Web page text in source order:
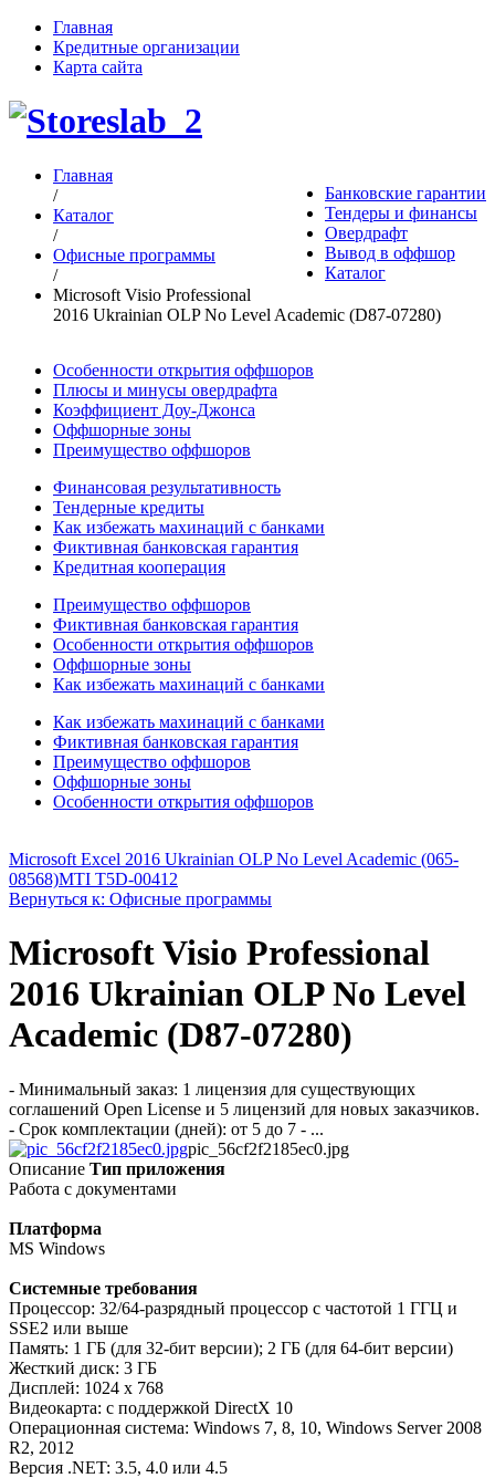
Главная
Кредитные организации
Карта сайта
Банковские гарантии
Тендеры и финансы
Овердрафт
Вывод в оффшор
Каталог
Главная
/
Каталог
/
Офисные программы
/
Microsoft Visio Professional
2016 Ukrainian OLP No Level Academic (D87-07280)
Особенности открытия оффшоров
Плюсы и минусы овердрафта
Коэффициент Доу-Джонса
Оффшорные зоны
Преимущество оффшоров
Финансовая результативность
Тендерные кредиты
Как избежать махинаций с банками
Фиктивная банковская гарантия
Кредитная кооперация
Преимущество оффшоров
Фиктивная банковская гарантия
Особенности открытия оффшоров
Оффшорные зоны
Как избежать махинаций с банками
Как избежать махинаций с банками
Фиктивная банковская гарантия
Преимущество оффшоров
Оффшорные зоны
Особенности открытия оффшоров
Microsoft Excel 2016 Ukrainian OLP No Level Academic (065-
08568)MTI T5D-00412
Вернуться к: Офисные программы
Microsoft Visio Professional
2016 Ukrainian OLP No Level
Academic (D87-07280)
- Минимальный заказ: 1 лицензия для существующих
соглашений Open License и 5 лицензий для новых заказчиков.
- Срок комплектации (дней): от 5 до 7 - ...
pic_56cf2f2185ec0.jpg
Описание Тип приложения
Работа с документами
Платформа
MS Windows
Системные требования
Процессор: 32/64-разрядный процессор с частотой 1 ГГЦ и
SSE2 или выше
Память: 1 ГБ (для 32-бит версии); 2 ГБ (для 64-бит версии)
Жесткий диск: 3 ГБ
Дисплей: 1024 x 768
Видеокарта: с поддержкой DirectX 10
Операционная система: Windows 7, 8, 10, Windows Server 2008
R2, 2012
Версия .NET: 3.5, 4.0 или 4.5